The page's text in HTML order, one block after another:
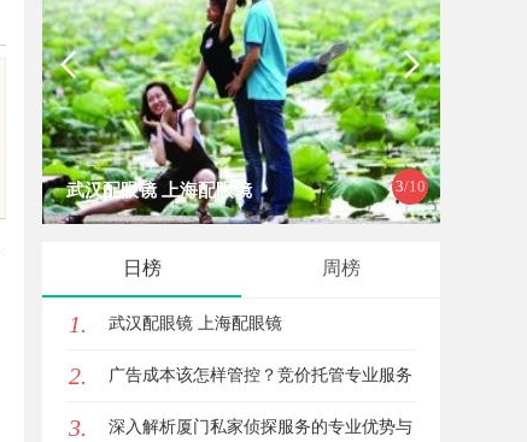
4/10
深度解析哈尔滨私家侦探行业的发展
日榜 周榜
1. 武汉配眼镜 上海配眼镜
2. 广告成本该怎样管控？竞价托管专业服务
商俐麸科技
3. 深入解析厦门私家侦探服务的专业优势与